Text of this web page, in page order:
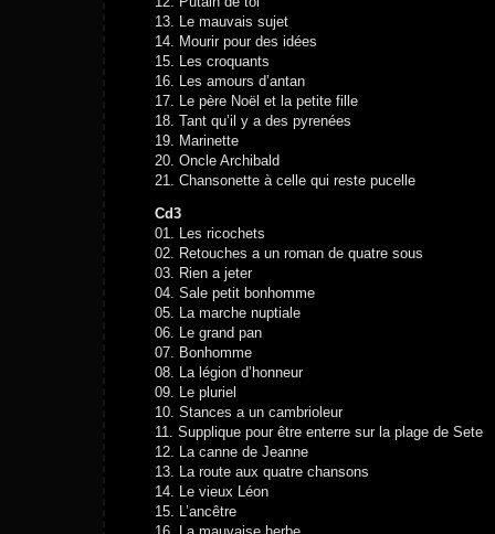
13. Le mauvais sujet
14. Mourir pour des idées
15. Les croquants
16. Les amours d’antan
17. Le père Noël et la petite fille
18. Tant qu’il y a des pyrenées
19. Marinette
20. Oncle Archibald
21. Chansonette à celle qui reste pucelle
Cd3
01. Les ricochets
02. Retouches a un roman de quatre sous
03. Rien a jeter
04. Sale petit bonhomme
05. La marche nuptiale
06. Le grand pan
07. Bonhomme
08. La légion d’honneur
09. Le pluriel
10. Stances a un cambrioleur
11. Supplique pour être enterre sur la plage de Sete
12. La canne de Jeanne
13. La route aux quatre chansons
14. Le vieux Léon
15. L’ancêtre